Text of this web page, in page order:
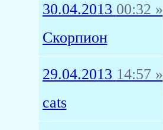
30.04.2013 00:32 »
Скорпион
29.04.2013 14:57 »
cats